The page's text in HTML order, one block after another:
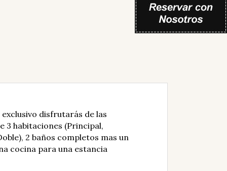
disfrutarás de las
3 habitaciones (Principal,
2 baños completos mas un
cocina para una estancia